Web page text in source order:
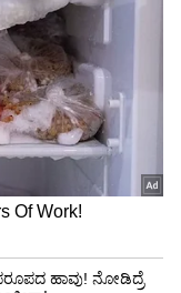
ಇಲಾಖೆಯ
ಹಟ್ಟಿಗೆ
ಗುಡಿಸಲಿಗೆ
ಸೇರಿಸುವ
ಕೇಂದ್ರದ ಅಧ್ಯಕ್ಷ